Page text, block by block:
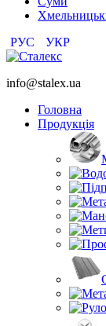
РУС
УКР
info@stalex.ua
Головна
Продукція